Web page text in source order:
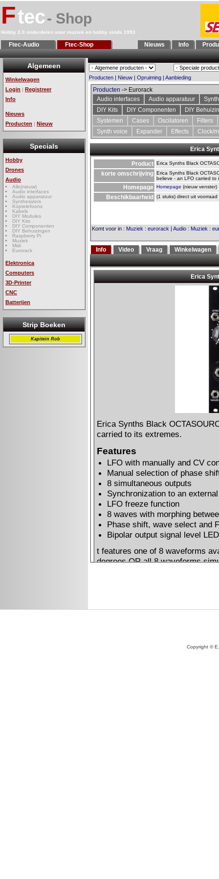
Ftec- Shop
Hobby 2.0 onderdelen voor muziek en hobby sinds 1993
Ftec-Audio Ftec-Shop Nieuws Info
Algemeen
Winkelwagen
Login | Registreer
Info
Nieuws
Producten | Nieuw
Specials
Hobby
Drones
Audio
Alle(nieuw)
Audio interfaces
Audio apparatuur
Synthesizers
Koptelefoons
Kabels
DIY Modules
DIY Kits
DIY Componenten
DIY Behuizingen
Raspberry Pi
Muziek
Midi
Eurorack
Elektronica
Computers
3D-Printer
CNC
Batterijen
Strip Boeken
Kapitein Rob
Producten | Nieuw | Opruiming | Aanbieding
Producten -> Eurorack
Audio interfaces
Audio apparatuur
DIY Kits
DIY Componenten
DIY
Systemen
Cases Oscilatoren
Filters
Synth voice
Expander Effects Clock/
Erica
Product Erica Synths Black
korte omschrijving Erica Synths Black
believe - an LFO carried to
Homepage Homepage (nieuw venster)
Beschikbaarheid (1 stuks) direct uit voorraad
Komt voor in : Muziek : eurorack | Audio : Muziek :
Info Video Vraag Winkelwagen
Copyright ©